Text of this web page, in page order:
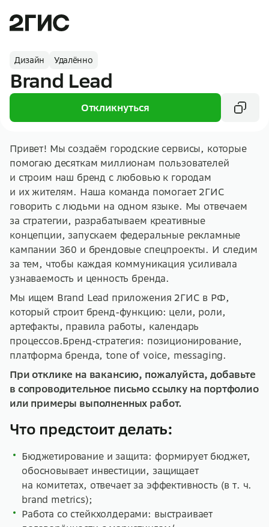
Дизайн Удалённо
Brand Lead
Откликнуться
Привет! Мы создаём городские сервисы, которые
помогаю десяткам миллионам пользователей
и строим наш бренд с любовью к городам
и их жителям. Наша команда помогает 2ГИС
говорить с людьми на одном языке. Мы отвечаем
за стратегии, разрабатываем креативные
концепции, запускаем федеральные рекламные
кампании 360 и брендовые спецпроекты. И следим
за тем, чтобы каждая коммуникация усиливала
узнаваемость и ценность бренда.
Мы ищем Brand Lead приложения 2ГИС в РФ,
который строит бренд-функцию: цели, роли,
артефакты, правила работы, календарь
процессов.Бренд-стратегия: позиционирование,
платформа бренда, tone of voice, messaging.
При отклике на вакансию, пожалуйста, добавьте
в сопроводительное письмо ссылку на портфолио
или примеры выполненных работ.
Что предстоит делать:
Бюджетирование и защита: формирует бюджет,
обосновывает инвестиции, защищает
на комитетах, отвечает за эффективность (в т. ч.
brand metrics);
Работа со стейкхолдерами: выстраивает